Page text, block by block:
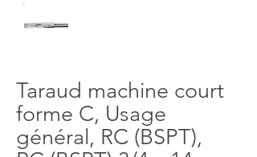
Taraud machine court
forme C, Usage
général, RC (BSPT),